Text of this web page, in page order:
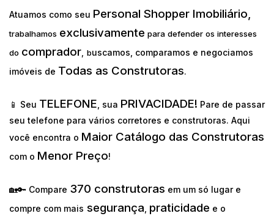
Atuamos como seu Personal Shopper Imobiliário,
trabalhamos exclusivamente para defender os interesses
do comprador, buscamos, comparamos e negociamos
imóveis de Todas as Construtoras.
📱 Seu TELEFONE , sua PRIVACIDADE! Pare de passar
seu telefone para vários corretores e construtoras. Aqui
você encontra o Maior Catálogo das Construtoras
com o Menor Preço!
🏡🔑 Compare 370 construtoras em um só lugar e
compre com mais segurança praticidade e o